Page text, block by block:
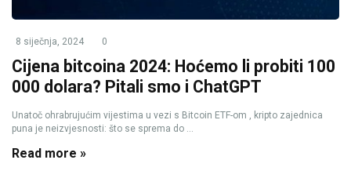
8 siječnja, 2024 0
Cijena bitcoina 2024: Hoćemo li probiti 100
000 dolara? Pitali smo i ChatGPT
Unatoč ohrabrujućim vijestima u vezi s Bitcoin ETF-om , kripto zajednica
puna je neizvjesnosti: što se sprema do ...
Read more »